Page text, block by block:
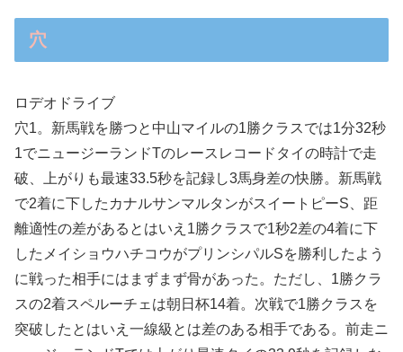
穴
ロデオドライブ
穴1。新馬戦を勝つと中山マイルの1勝クラスでは1分32秒
1でニュージーランドTのレースレコードタイの時計で走
破、上がりも最速33.5秒を記録し3馬身差の快勝。新馬戦
で2着に下したカナルサンマルタンがスイートピーS、距
離適性の差があるとはいえ1勝クラスで1秒2差の4着に下
したメイショウハチコウがプリンシパルSを勝利したよう
に戦った相手にはまずまず骨があった。ただし、1勝クラ
スの2着スペルーチェは朝日杯14着。次戦で1勝クラスを
突破したとはいえ一線級とは差のある相手である。前走ニ